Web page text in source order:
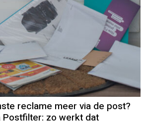
reclame meer via de post?
Postfilter: zo werkt dat